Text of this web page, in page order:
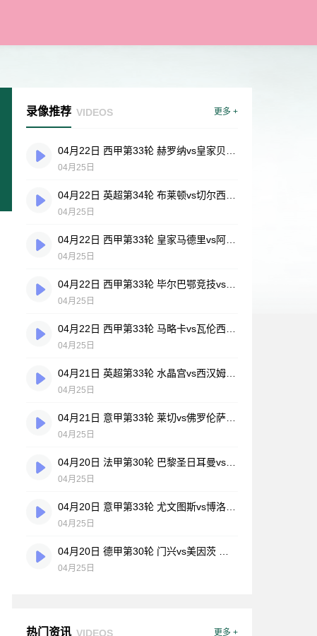
录像推荐 VIDEOS 更多 +
04月25日
04月25日
04月25日
04月25日
04月25日
04月25日
04月25日
04月25日
04月25日
04月25日
热门资讯 VIDEOS 更多 +